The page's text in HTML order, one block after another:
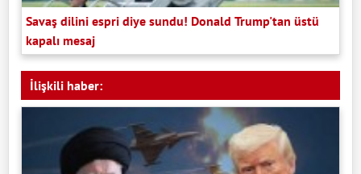
Savaş dilini espri diye sundu! Donald Trump'tan üstü
kapalı mesaj
İlişkili haber: